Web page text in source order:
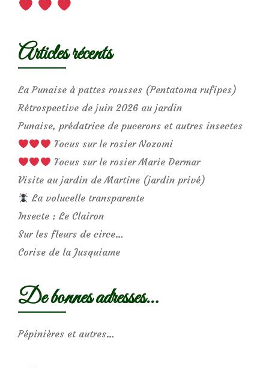
Articles récents
La Punaise à pattes rousses (Pentatoma rufipes)
Rétrospective de juin 2026 au jardin
Punaise, prédatrice de pucerons et autres insectes
Focus sur le rosier Nozomi
Focus sur le rosier Marie Dermar
Visite au jardin de Martine (jardin privé)
La volucelle transparente
Insecte : Le Clairon
Sur les fleurs de circe…
Corise de la Jusquiame
De bonnes adresses…
Pépinières et autres…